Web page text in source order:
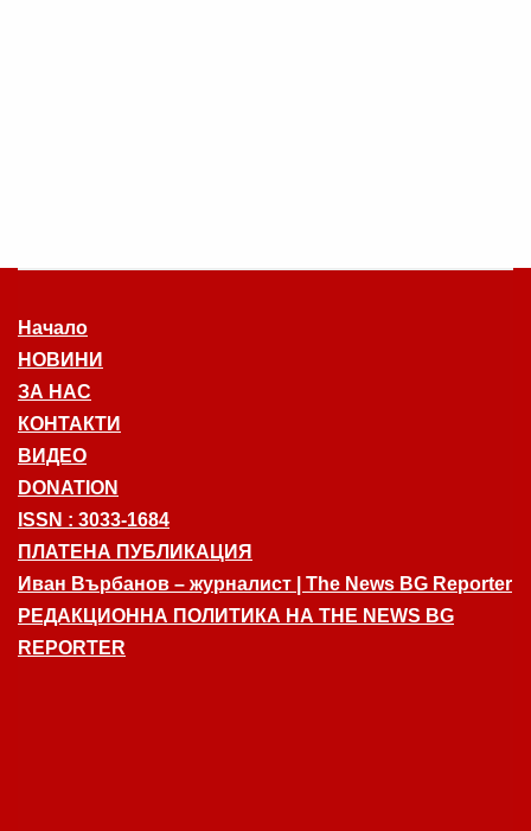
Начало
НОВИНИ
ЗА НАС
КОНТАКТИ
ВИДЕО
DONATION
ISSN : 3033-1684
ПЛАТЕНА ПУБЛИКАЦИЯ
Иван Върбанов – журналист | The News BG Reporter
РЕДАКЦИОННА ПОЛИТИКА НА THE NEWS BG
REPORTER